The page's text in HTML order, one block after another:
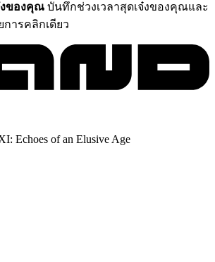
งของคุณ บันทึกช่วงเวลาสุดเจ๋งของคุณและ
ารคลิกเดียว
Echoes of an Elusive Age